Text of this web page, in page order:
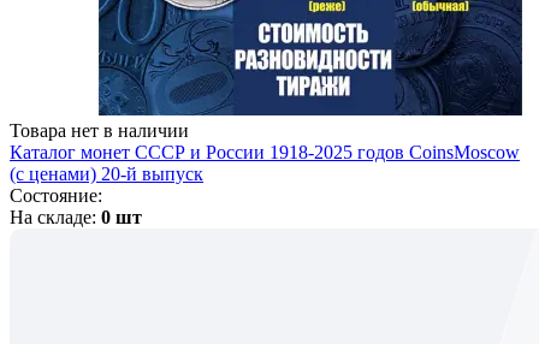
Товара нет в наличии
Каталог монет СССР и России 1918-2025 годов CoinsMoscow
(c ценами) 20-й выпуск
Состояние:
На складе: 0 шт